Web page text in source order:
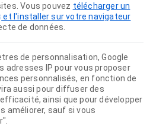
Vous pouvez télécharger un
et l'installer sur votre navigateur
de données.
de personnalisation, Google
adresses IP pour vous proposer
personnalisés, en fonction de
aussi pour diffuser des
ainsi que pour développer
améliorer, sauf si vous